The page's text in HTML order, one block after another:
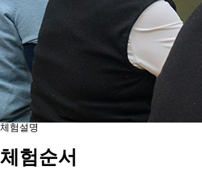
체험순서